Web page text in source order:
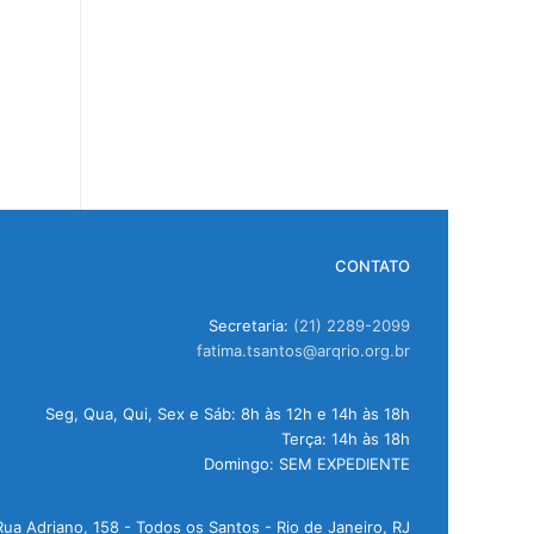
CONTATO
Secretaria: (21) 2289-2099
fatima.tsantos@arqrio.org.br
Seg, Qua, Qui, Sex e Sáb: 8h às 12h e 14h às 18h
Terça: 14h às 18h
Domingo: SEM EXPEDIENTE
Adriano, 158 - Todos os Santos - Rio de Janeiro, RJ